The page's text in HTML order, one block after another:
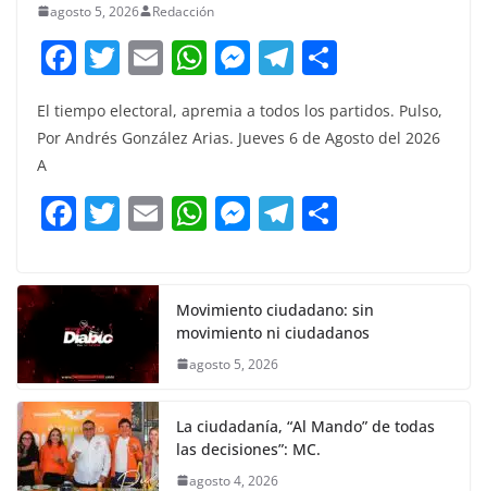
agosto 5, 2026 Redacción
F
c
b
o
k
T
w
itt
E
m
ai
W
at
A
p
M
ss
n
g
T
el
e
a
m
m
p
El tiempo electoral, apremia a todos los partidos. Pulso,
Por Andrés González Arias. Jueves 6 de Agosto del 2026
A
F
c
e
b
o
o
k
T
itt
er
E W
s
A
p
M
e
n
er
T
gr
a
p
ar
Movimiento ciudadano: sin
movimiento ni ciudadanos
agosto 5, 2026
La ciudadanía, “Al Mando” de todas
las decisiones”: MC.
agosto 4, 2026